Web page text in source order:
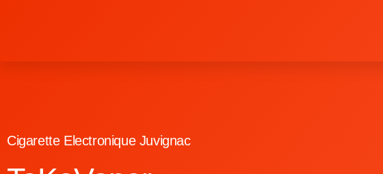
Cigarette Electronique Juvignac